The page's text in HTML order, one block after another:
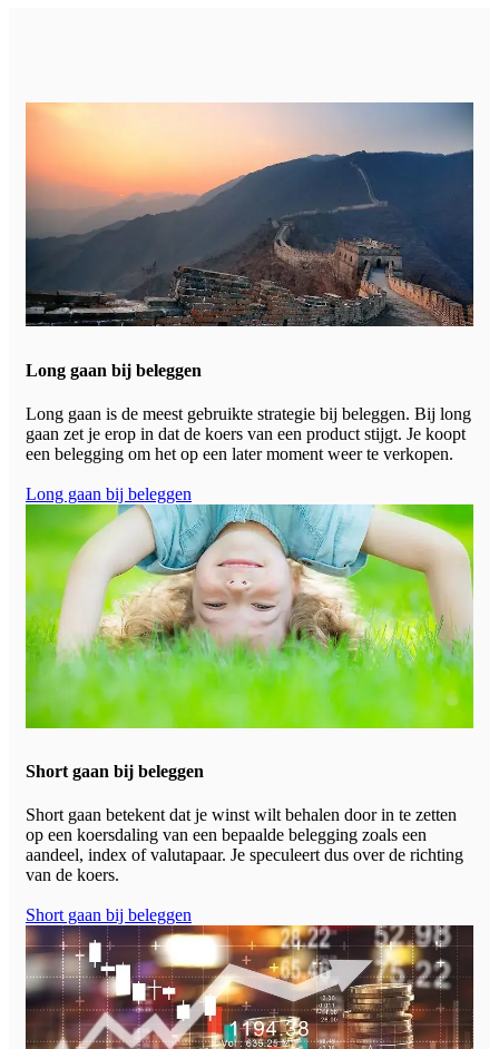
Long gaan bij beleggen
Long gaan is de meest gebruikte strategie bij beleggen. Bij long
gaan zet je erop in dat de koers van een product stijgt. Je koopt
een belegging om het op een later moment weer te verkopen.
Long gaan bij beleggen
Short gaan bij beleggen
Short gaan betekent dat je winst wilt behalen door in te zetten
op een koersdaling van een bepaalde belegging zoals een
aandeel, index of valutapaar. Je speculeert dus over de richting
van de koers.
Short gaan bij beleggen